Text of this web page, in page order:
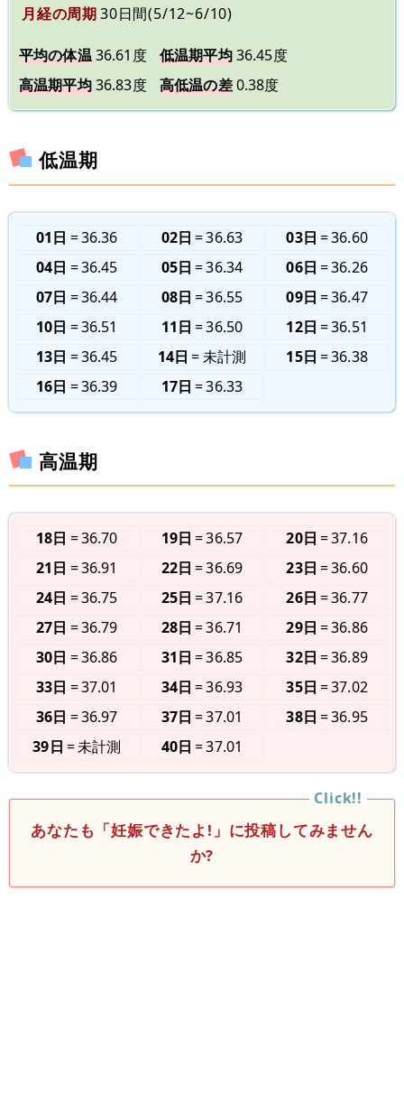
月経の周期30日間(5/12~6/10)
平均の体温36.61度 低温期平均36.45度
高温期平均36.83度 高低温の差0.38度
低温期
01日 36.36 02日 36.63 03日
36.60
04日
36.45 05日 36.34 06日
36.26
07日
36.44 08日 36.55 09日
36.47
10日
36.51 11日 36.50 12日
36.51
13日
36.45 14日 未計測 15日
36.38
16日
36.39 17日 36.33
高温期
18日 36.70 19日 36.57 20日
37.16
21日
36.91 22日 36.69 23日
36.60
24日
36.75 25日 37.16 26日
36.77
27日
36.79 28日 36.71 29日
36.86
30日
36.86 31日 36.85 32日
36.89
33日
37.01 34日 36.93 35日
37.02
36日
36.97 37日 37.01 38日
36.95
39日
未計測 40日 37.01
あなたも「妊娠できたよ!」に投稿してみません
か?